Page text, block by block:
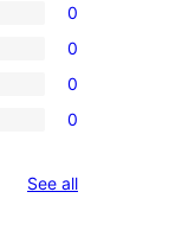
0
0
0
0
See allreviews